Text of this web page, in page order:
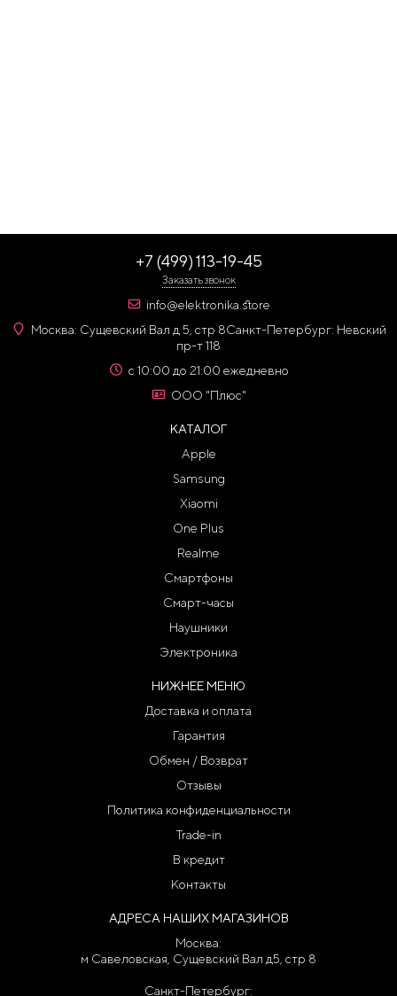
+7 (499) 113-19-45
Заказать звонок
info@elektronika.store
Москва: Сущевский Вал д 5, стр 8Санкт-Петербург: Невский
пр-т 118
с 10:00 до 21:00 ежедневно
ООО "Плюс"
КАТАЛОГ
Apple
Samsung
Xiaomi
One Plus
Realme
Смартфоны
Смарт-часы
Наушники
Электроника
НИЖНЕЕ МЕНЮ
Доставка и оплата
Гарантия
Обмен / Возврат
Отзывы
Политика конфиденциальности
Trade-in
В кредит
Контакты
АДРЕСА НАШИХ МАГАЗИНОВ
Москва:
м Савеловская, Сущевский Вал д5, стр 8
Санкт-Петербург: